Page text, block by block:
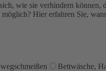
wie sie verhindern können,
Hier erfahren Sie,
Bettwäsche,